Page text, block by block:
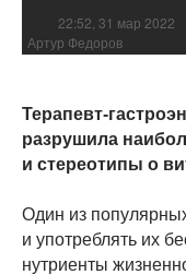
22:52, 31 мар 2022
Артур Федоров
Терапевт-
разрушила
и стереотипы о
Один из
и употреблять их
нутриенты